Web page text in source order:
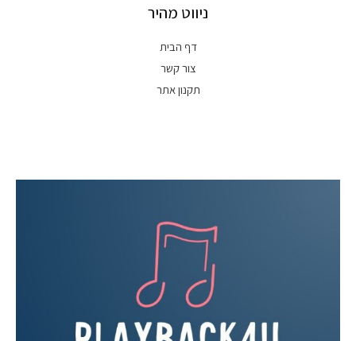
ניווט מהיר
דף הבית
צור קשר
תקנון אתר